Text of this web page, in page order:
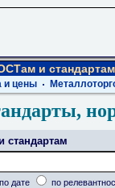
и стандартам
и цены
стандартам
по дате по